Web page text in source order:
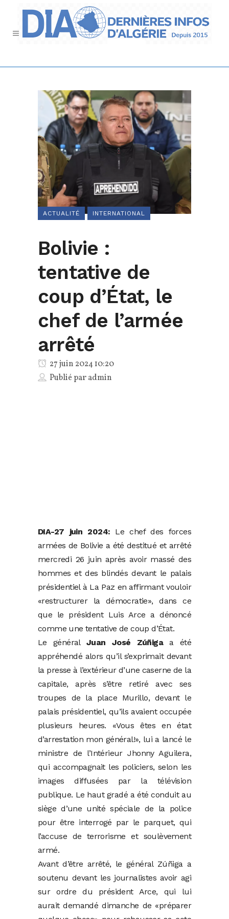
ACTUALITÉ INTERNATIONAL
Bolivie :
tentative de
coup d’État, le
chef de l’armée
arrêté
27 juin 2024 10:20
Publié paradmin
DIA-27 juin 2024: Le chef des forces
armées de Bolivie a été destitué et arrêté
mercredi 26 juin après avoir massé des
hommes et des blindés devant le palais
présidentiel à La Paz en affirmant vouloir
«restructurer la démocratie», dans ce
que le président Luis Arce a dénoncé
comme une tentative de coup d’État.
Le général Juan José Zúñigaa été
appréhendé alors qu’il s’exprimait devant
la presse à l’extérieur d’une caserne de la
capitale, après s’être retiré avec ses
troupes de la place Murillo, devant le
palais présidentiel, qu’ils avaient occupée
plusieurs heures. «Vous êtes en état
d’arrestation mon général!», lui a lancé le
ministre de l’Intérieur Jhonny Aguilera,
qui accompagnait les policiers, selon les
images diffusées par la télévision
publique. Le haut gradé a été conduit au
siège d’une unité spéciale de la police
pour être interrogé par le parquet, qui
l’accuse de terrorisme et soulèvement
armé.
Avant d’être arrêté, le général Zúñiga a
soutenu devant les journalistes avoir agi
sur ordre du président Arce, qui lui
aurait demandé dimanche de «préparer